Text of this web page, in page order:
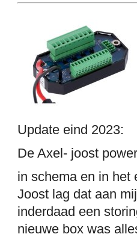
Update
De Axel- joost
in schema en in het
Joost lag dat aan
inderdaad een
nieuwe box was